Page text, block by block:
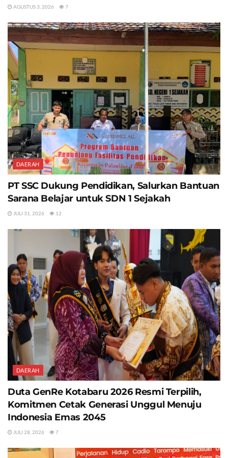
AGUSTUS 3, 2026 7
DAERAH
PT SSC Dukung Pendidikan, Salurkan Bantuan
Sarana Belajar untuk SDN 1 Sejakah
JULI 31, 2026 12
DAERAH
Duta GenRe Kotabaru 2026 Resmi Terpilih,
Komitmen Cetak Generasi Unggul Menuju
Indonesia Emas 2045
JULI 28, 2026 7